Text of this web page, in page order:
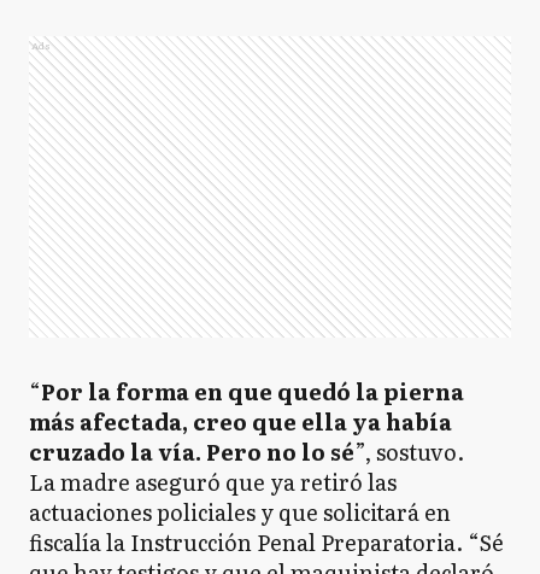
Ads
“Por la forma en que quedó la pierna
más afectada, creo que ella ya había
cruzado la vía. Pero no lo sé”, sostuvo.
La madre aseguró que ya retiró las
actuaciones policiales y que solicitará en
fiscalía la Instrucción Penal Preparatoria. “Sé